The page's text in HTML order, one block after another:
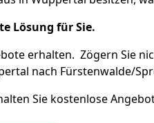
Lösung für Sie.
erhalten. Zögern Sie
nach Fürstenwalde/
Sie kostenlose